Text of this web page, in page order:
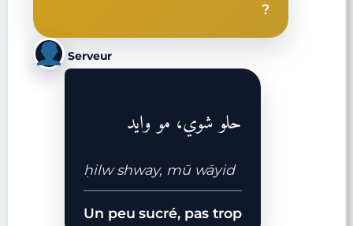
?
Serveur
حلو شوي، مو وايد
ḥilw shway, mū wāyid
Un peu sucré, pas trop